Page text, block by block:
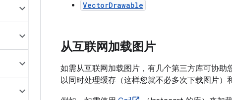
VectorDrawable
从互联网加载图片
如需从互联网加载图片，有几个第三方库可协
以同时处理缓存（这样您就不必多次下载图片）